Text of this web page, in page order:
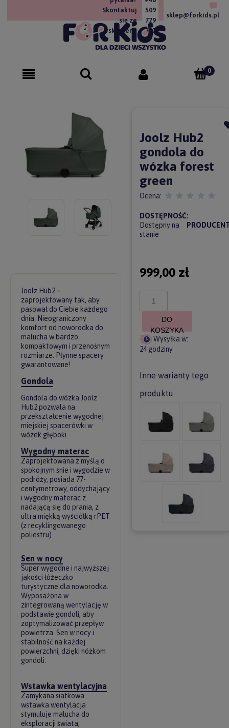
Skontaktuj
się ze
sklepem!
509
779
757
sklep@forkids.pl
Joolz Hub2 –
zaprojektowany tak, aby
pasował do Ciebie każdego
dnia. Nieograniczony
komfort od noworodka do
malucha w bardzo
kompaktowym i przenośnym
rozmiarze. Płynne spacery
gwarantowane!
Gondola
Gondola do wózka Joolz
Hub2 pozwala na
przekształcenie wygodnej
miejskiej spacerówki w
wózek głęboki.
Wygodny materac
Zaprojektowana z myślą o
spokojnym śnie i wygodzie w
podróży, posiada 77-
centymetrowy, oddychający
i wygodny materac z
nadającą się do prania, z
ultra miękką wyściółką rPET
(z recyklingowanego
poliestru)
Sen w nocy
Super wygodne i najwyższej
jakości łóżeczko
turystyczne dla noworodka.
Wyposażona w
zintegrowaną wentylację w
podstawie gondoli, aby
zoptymalizować przepływ
powietrza. Sen w nocy i
stabilność na każdej
powierzchni, dzięki nóżkom
gondoli.
Wstawka wentylacyjna
Zamykana siatkowa
wstawka wentylacja
stymuluje malucha do
eksploracji świata,
Joolz Hub2
gondola do
wózka forest
green
Ocena:
DOSTĘPNOŚĆ:
Dostępny na
stanie
999,00 zł
DO
KOSZYKA
Wysyłka w:
24 godziny
Inne warianty tego
produktu